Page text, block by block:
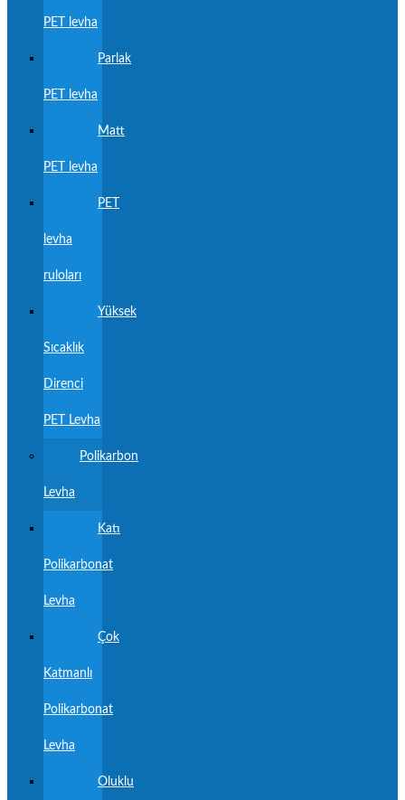
PET levha
Parlak
PET levha
Matt
PET levha
PET
levha
ruloları
Yüksek
Sıcaklık
Direnci
PET Levha
Polikarbon
Levha
Katı
Polikarbonat
Levha
Çok
Katmanlı
Polikarbonat
Levha
Oluklu